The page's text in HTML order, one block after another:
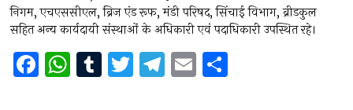
निगम, एचएससीएल, ब्रिज एंड रूफ, मंडी परिषद, सिंचाई विभाग, ब्रीडकुल
सहित अन्य कार्यदायी संस्थाओं के अधिकारी एवं पदाधिकारी उपस्थित रहे।
F
a
W
h
T
u
T
wi
T
el
E
m